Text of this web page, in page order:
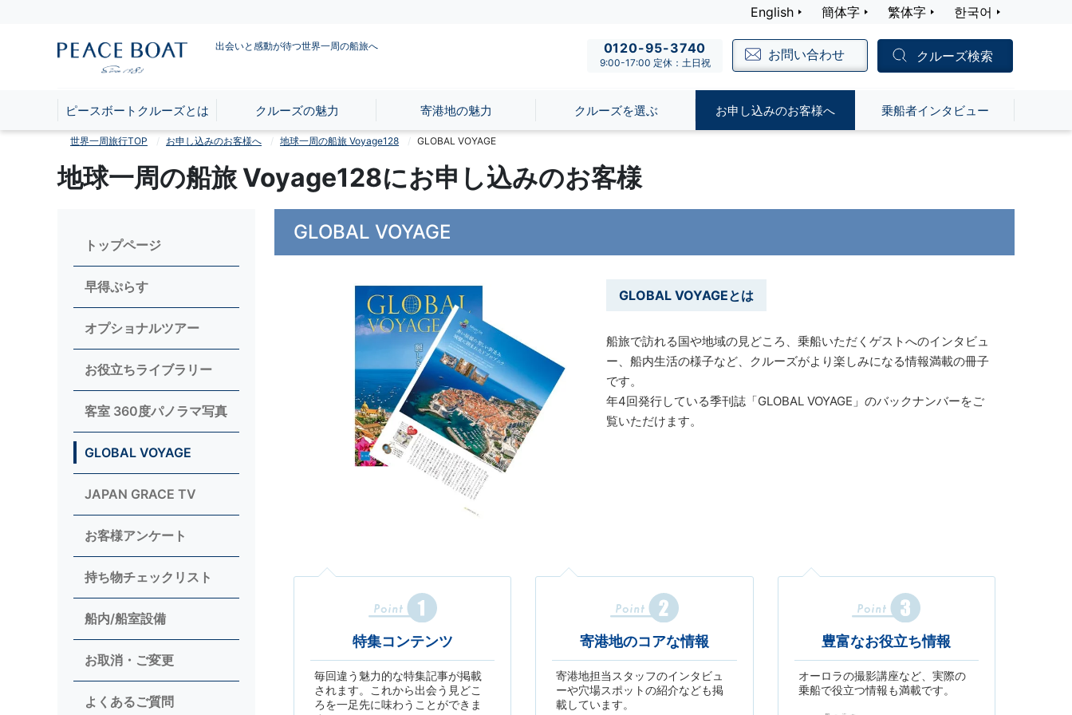
English 簡体字 繁体字 한국어
出会いと感動が待つ世界一周の船旅へ 0120-95-3740
9:00-17:00 定休：土日祝
お問い合わせ クルーズ検索
ピースボートクルーズとは クルーズの魅力 寄港地の魅力 クルーズを選ぶ お申し込みのお客様へ 乗船者インタビュー
世界一周旅行TOP お申し込みのお客様へ 地球一周の船旅 Voyage128 GLOBAL VOYAGE
地球一周の船旅 Voyage128にお申し込みのお客様
トップページ
早得ぷらす
オプショナルツアー
お役立ちライブラリー
客室 360度パノラマ写真
GLOBAL VOYAGE
JAPAN GRACE TV
お客様アンケート
持ち物チェックリスト
船内/船室設備
お取消・ご変更
よくあるご質問
GLOBAL VOYAGE
GLOBAL VOYAGEとは
船旅で訪れる国や地域の見どころ、乗船いただくゲストへのインタビュ
ー、船内生活の様子など、クルーズがより楽しみになる情報満載の冊子
です。
年4回発行している季刊誌「GLOBAL VOYAGE」のバックナンバーをご
覧いただけます。
特集コンテンツ
毎回違う魅力的な特集記事が掲載
されます。これから出会う見どこ
ろを一足先に味わうことができま
寄港地のコアな情報
寄港地担当スタッフのインタビュ
ーや穴場スポットの紹介なども掲
載しています。
豊富なお役立ち情報
オーロラの撮影講座など、実際の
乗船で役立つ情報も満載です。